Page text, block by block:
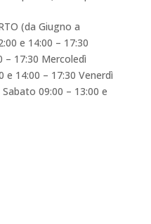
(da Giugno a
e 14:00 – 17:30
– 17:30 Mercoledì
e 14:00 – 17:30 Venerdì
09:00 – 13:00 e